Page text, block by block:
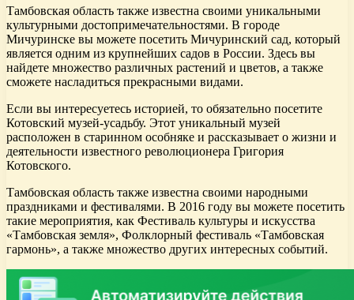
Тамбовская область также известна своими уникальными
культурными достопримечательностями. В городе
Мичуринске вы можете посетить Мичуринский сад, который
является одним из крупнейших садов в России. Здесь вы
найдете множество различных растений и цветов, а также
сможете насладиться прекрасными видами.
Если вы интересуетесь историей, то обязательно посетите
Котовский музей-усадьбу. Этот уникальный музей
расположен в старинном особняке и рассказывает о жизни и
деятельности известного революционера Григория
Котовского.
Тамбовская область также известна своими народными
праздниками и фестивалями. В 2016 году вы можете посетить
такие мероприятия, как Фестиваль культуры и искусства
«Тамбовская земля», Фолклорный фестиваль «Тамбовская
гармонь», а также множество других интересных событий.